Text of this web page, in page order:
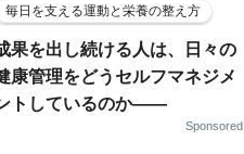
毎日を支える運動と栄養の整え方
果を出し続ける人は、日々の
康管理をどうセルフマネジメ
トしているのか——
Sponsored